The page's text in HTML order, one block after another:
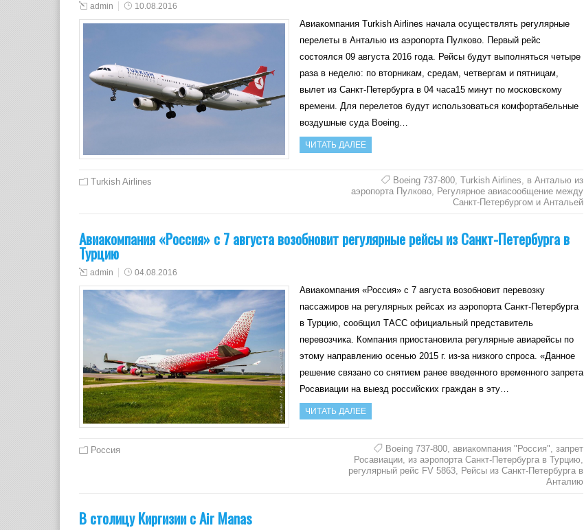
admin 10.08.2016
Авиакомпания Turkish Airlines начала осуществлять регулярные
перелеты в Анталью из аэропорта Пулково. Первый рейс
состоялся 09 августа 2016 года. Рейсы будут выполняться четыре
раза в неделю: по вторникам, средам, четвергам и пятницам,
вылет из Санкт-Петербурга в 04 часа15 минут по московскому
времени. Для перелетов будут использоваться комфортабельные
воздушные суда Boeing…
ЧИТАТЬ ДАЛЕЕ
Turkish Airlines Boeing 737-800, Turkish Airlines
в Анталью из
аэропорта Пулково, Регулярное авиасообщение между
Санкт-Петербургом и Антальей
Авиакомпания «Россия» с 7 августа возобновит регулярные рейсы из Санкт-Петербурга в
Турцию
admin 04.08.2016
Авиакомпания «Россия» с 7 августа возобновит перевозку
пассажиров на регулярных рейсах из аэропорта Санкт-Петербурга
в Турцию, сообщил ТАСС официальный представитель
перевозчика. Компания приостановила регулярные авиарейсы по
этому направлению осенью 2015 г. из-за низкого спроса. «Данное
решение связано со снятием ранее введенного временного запрета
Росавиации на выезд российских граждан в эту…
ЧИТАТЬ ДАЛЕЕ
Россия Boeing 737-800, авиакомпания "Россия", запрет
Росавиации, из аэропорта Санкт-Петербурга в Турцию,
регулярный рейс FV 5863, Рейсы из Санкт-Петербурга в
Анталию
В столицу Киргизии с Air Manas